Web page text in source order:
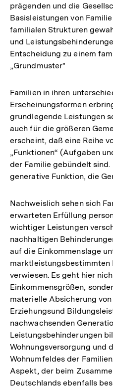
prägenden und die
Basisleistungen von
familialen Strukturen
und
Entscheidung zu einem
„Grundmuster"
Familien in ihren
Erscheinungsformen
grundlegende Leistungen
auch für die größeren
erscheint, daß eine Reihe
„Funktionen“ (Aufgaben
der Familie gebündelt
generative Funktion, die
Nachweislich sehen sich
erwarteten Erfüllung
wichtiger Leistungen
nachhaltigen
auf die Einkommenslage
marktleistungsbestimmten
verwiesen. Es geht hier
Einkommensgrößen,
materielle Absicherung
Erziehungsund
nachwachsenden
Leistungsbehinderungen
Wohnungsversorgung und
Wohnumfeldes der
Aspekt, der beim
Deutschlands ebenfalls